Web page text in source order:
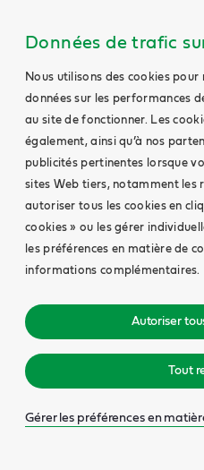
Données de trafic
Nous utilisons des cookies
données sur les performances
au site de fonctionner. Les
également, ainsi qu’à nos
publicités pertinentes lorsque
sites Web tiers, notamment les
autoriser tous les cookies en
cookies » ou les gérer
les préférences en matière de
informations complémentaires.
Autoriser
Tout
Gérer les préférences en